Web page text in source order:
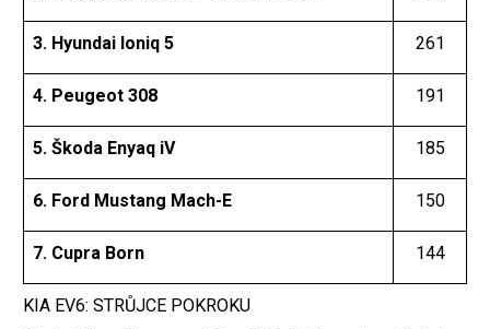
3. Hyundai Ioniq 5 261
4. Peugeot 308 191
5. Škoda Enyaq iV 185
6. Ford Mustang Mach-E 150
7. Cupra Born 144
KIA EV6: STRŮJCE POKROKU